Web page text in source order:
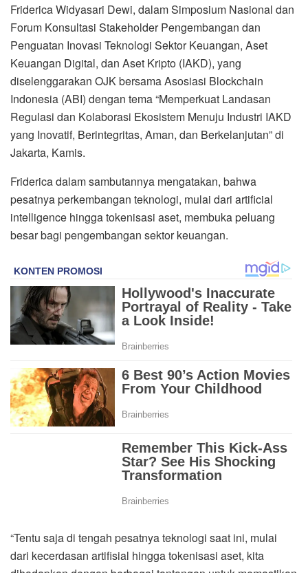
Friderica Widyasari Dewi, dalam Simposium Nasional dan
Forum Konsultasi Stakeholder Pengembangan dan
Penguatan Inovasi Teknologi Sektor Keuangan, Aset
Keuangan Digital, dan Aset Kripto (IAKD), yang
diselenggarakan OJK bersama Asosiasi Blockchain
Indonesia (ABI) dengan tema “Memperkuat Landasan
Regulasi dan Kolaborasi Ekosistem Menuju Industri IAKD
yang Inovatif, Berintegritas, Aman, dan Berkelanjutan” di
Jakarta, Kamis.
Friderica dalam sambutannya mengatakan, bahwa
pesatnya perkembangan teknologi, mulai dari artificial
intelligence hingga tokenisasi aset, membuka peluang
besar bagi pengembangan sektor keuangan.
“Tentu saja di tengah pesatnya teknologi saat ini, mulai
dari kecerdasan artifisial hingga tokenisasi aset, kita